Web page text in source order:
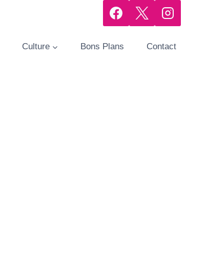
Culture Bons Plans Contact